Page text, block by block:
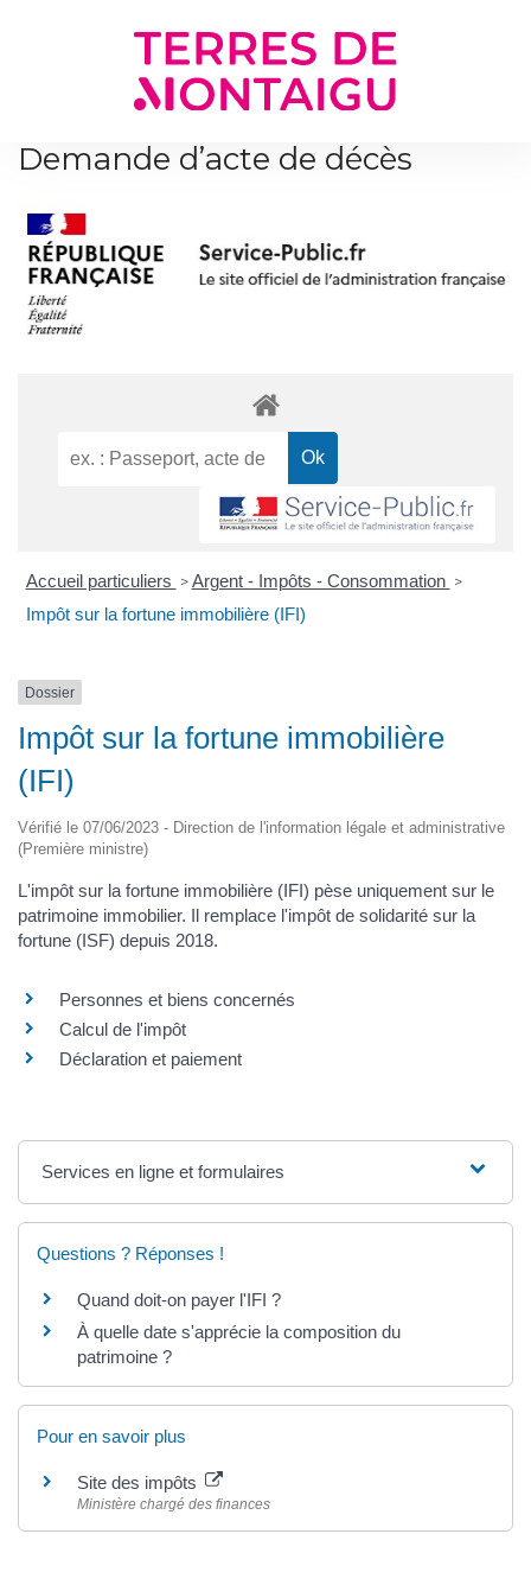
Demande d’acte de décès
Accueil particuliers > Argent - Impôts - Consommation >
Impôt sur la fortune immobilière (IFI)
Dossier
Impôt sur la fortune immobilière
(IFI)
Vérifié le 07/06/2023 - Direction de l'information légale et administrative
(Première ministre)
L'impôt sur la fortune immobilière (IFI) pèse uniquement sur le
patrimoine immobilier. Il remplace l'impôt de solidarité sur la
fortune (ISF) depuis 2018.
Personnes et biens concernés
Calcul de l'impôt
Déclaration et paiement
Services en ligne et formulaires
Questions ? Réponses !
Quand doit-on payer l'IFI ?
À quelle date s'apprécie la composition du
patrimoine ?
Pour en savoir plus
Site des impôts
Ministère chargé des finances